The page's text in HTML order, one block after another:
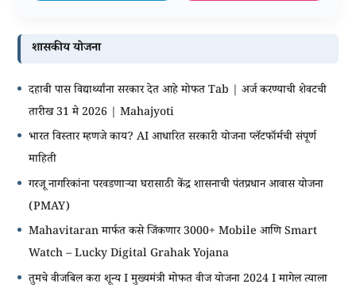
शासकीय योजना
दहावी पास विद्यार्थ्यांना सरकार देत आहे मोफत Tab | अर्ज करण्याची शेवटची
तारीख 31 मे 2026 | Mahajyoti
भारत विस्तार म्हणजे काय? AI आधारित सरकारी योजना प्लॅटफॉर्मची संपूर्ण
माहिती
गरजू नागरिकांना परवडणाऱ्या घरासाठी केंद्र शासनाची पंतप्रधान आवास योजना
(PMAY)
Mahavitaran मार्फत कसे जिंकणार 3000+ Mobile आणि Smart
Watch – Lucky Digital Grahak Yojana
तुमचे वीजबिल करा शून्य I मुख्यमंत्री मोफत वीज योजना 2024 I मागेल त्याला